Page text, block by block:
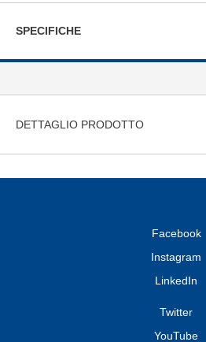
SPECIFICHE
DETTAGLIO PRODOTTO
Facebook
Instagram
LinkedIn
Twitter
YouTube